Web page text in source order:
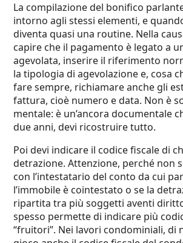
La compilazione del bonifico
intorno agli stessi elementi, e
diventa quasi una routine. Nella
capire che il pagamento è legato a
agevolata, inserire il riferimento
la tipologia di agevolazione e, cosa
fare sempre, richiamare anche gli
fattura, cioè numero e data. Non è
mentale: è un’ancora documentale
due anni, devi ricostruire tutto.
Poi devi indicare il codice fiscale di
detrazione. Attenzione, perché non
con l’intestatario del conto da cui
l’immobile è cointestato o se la
ripartita tra più soggetti aventi
spesso permette di indicare più
“fruitori”. Nei lavori condominiali, di